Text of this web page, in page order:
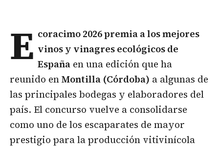
E coracimo 2026premia a los mejores
vinos y vinagres ecológicos de
España en una edición que ha
reunido enMontilla (Córdoba) a algunas de
las principales bodegas y elaboradores del
país. El concurso vuelve a consolidarse
como uno de los escaparates de mayor
prestigio para la producción vitivinícola